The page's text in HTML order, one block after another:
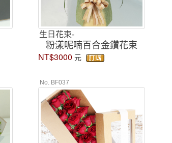
生日花束-
粉漾呢喃百合金鑽花束
NT$3000 元
No. BF037